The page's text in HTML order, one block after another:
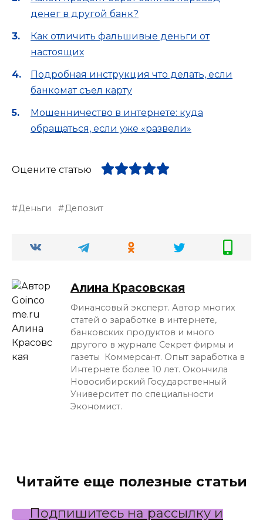
денег в другой банк?
Как отличить фальшивые деньги от
настоящих
Подробная инструкция что делать, если
банкомат съел карту
Мошенничество в интернете: куда
обращаться, если уже «развели»
Оцените статью
Деньги Депозит
Алина Красовская
Финансовый эксперт. Автор многих
статей о заработке в интернете,
банковских продуктов и много
другого в журнале Секрет фирмы и
газеты Коммерсант. Опыт заработка в
Интернете более 10 лет. Окончила
Новосибирский Государственный
Университет по специальности
Экономист.
Читайте еще полезные статьи
Подпишитесь на рассылку и